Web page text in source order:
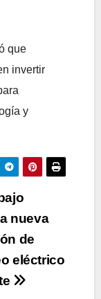
que
invertir
y
nueva
de
eléctrico